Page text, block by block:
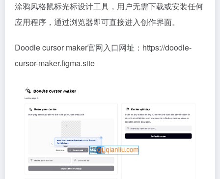
涂鸦风格鼠标光标设计工具，用户无需下载或安装任何
应用程序，通过浏览器即可直接进入创作界面。
Doodle cursor maker官网入口网址：https://doodle-
cursor-maker.figma.site